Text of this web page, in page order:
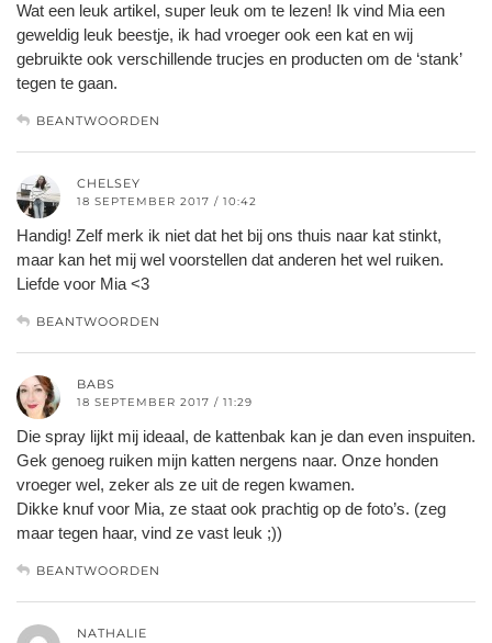
Wat een leuk artikel, super leuk om te lezen! Ik vind Mia een
geweldig leuk beestje, ik had vroeger ook een kat en wij
gebruikte ook verschillende trucjes en producten om de ‘stank’
tegen te gaan.
BEANTWOORDEN
CHELSEY
18 SEPTEMBER 2017 / 10:42
Handig! Zelf merk ik niet dat het bij ons thuis naar kat stinkt,
maar kan het mij wel voorstellen dat anderen het wel ruiken.
Liefde voor Mia <3
BEANTWOORDEN
BABS
18 SEPTEMBER 2017 / 11:29
Die spray lijkt mij ideaal, de kattenbak kan je dan even inspuiten.
Gek genoeg ruiken mijn katten nergens naar. Onze honden
vroeger wel, zeker als ze uit de regen kwamen.
Dikke knuf voor Mia, ze staat ook prachtig op de foto’s. (zeg
maar tegen haar, vind ze vast leuk ;))
BEANTWOORDEN
NATHALIE